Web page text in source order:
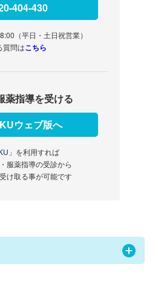
404-430
（平日・土日祝営業）
質問はこちら
薬指導を受ける
ウェブ版へ
」 を利用すれば
服薬指導の受診から
け取る事が可能です